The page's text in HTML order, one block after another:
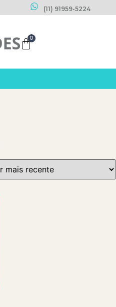
(11) 91959-5224
0